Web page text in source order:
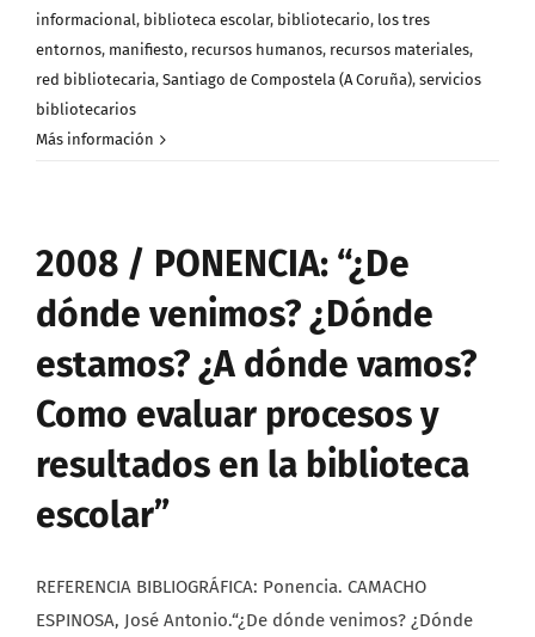
informacional, biblioteca escolar, bibliotecario, los tres
entornos, manifiesto, recursos humanos, recursos materiales,
red bibliotecaria, Santiago de Compostela (A Coruña), servicios
bibliotecarios
Más información
2008 / PONENCIA: “¿De
dónde venimos? ¿Dónde
estamos? ¿A dónde vamos?
Como evaluar procesos y
resultados en la biblioteca
escolar”
REFERENCIA BIBLIOGRÁFICA: Ponencia. CAMACHO
ESPINOSA, José Antonio.“¿De dónde venimos? ¿Dónde